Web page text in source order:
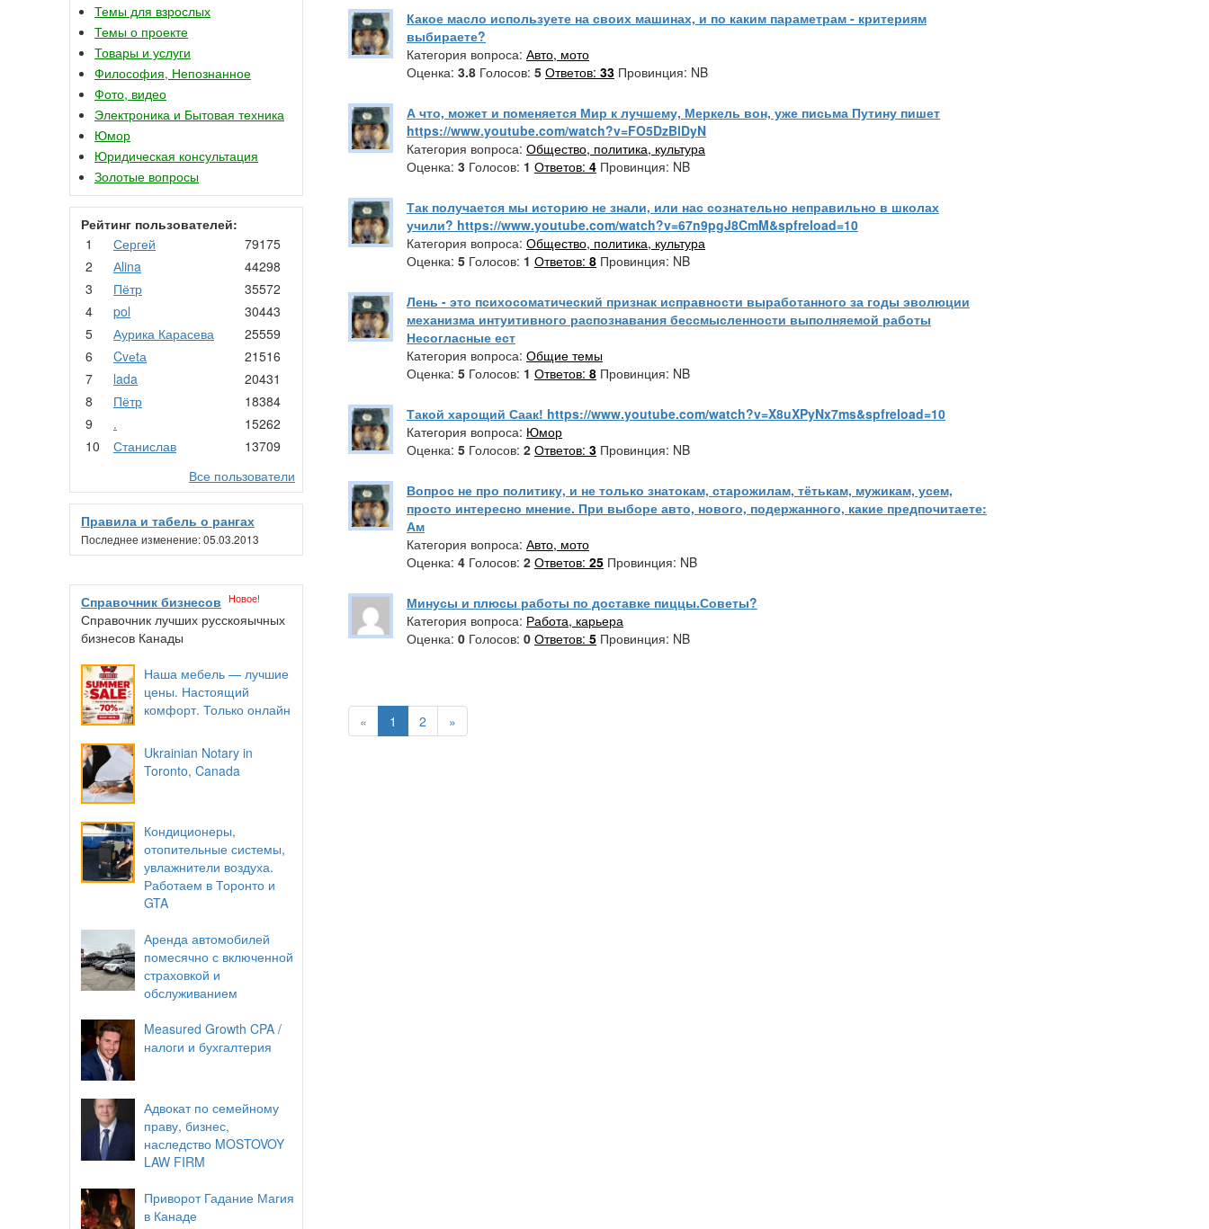
Темы для взрослых
Темы о проекте
Товары и услуги
Философия, Непознанное
Фото, видео
Электроника и Бытовая техника
Юмор
Юридическая консультация
Золотые вопросы
Рейтинг пользователей:
1
Сергей
79175
2
Аlina
44298
3
Пётр
35572
4
pol
30443
5
Аурика Карасева
25559
6
Cvеtа
21516
7
lada
20431
8
Пётр
18384
9
.
15262
10
Станислав
13709
Все пользователи
Правила и табель о рангах
Последнее изменение: 05.03.2013
Справочник бизнесов Новое!
Справочник лучших русскояычных
бизнесов Канады
Наша мебель — лучшие
цены. Настоящий
комфорт. Только онлайн
Ukrainian Notary in
Toronto, Canada
Кондиционеры,
отопительные системы,
увлажнители воздуха.
Работаем в Торонто и
GTA
Аренда автомобилей
помесячно с включенной
страховкой и
обслуживанием
Measured Growth CPA /
налоги и бухгалтерия
Адвокат по семейному
праву, бизнес,
наследство MOSTOVOY
LAW FIRM
Приворот Гадание Магия
в Канаде
Какое масло используете на своих машинах, и по каким параметрам - критериям
выбираете?
Категория вопроса: Авто, мото
Оценка: 3.8 Голосов: 5 Ответов: 33 Провинция: NB
А что, может и поменяется Мир к лучшему, Меркель вон, уже письма Путину пишет
https://www.youtube.com/watch?v=FO5DzBlDyN
Категория вопроса: Общество, политика, культура
Оценка: 3 Голосов: 1 Ответов: 4 Провинция: NB
Так получается мы историю не знали, или нас сознательно неправильно в школах
учили? https://www.youtube.com/watch?v=67n9pgJ8CmM&spfreload=10
Категория вопроса: Общество, политика, культура
Оценка: 5 Голосов: 1 Ответов: 8 Провинция: NB
Лень - это психосоматический признак исправности выработанного за годы эволюции
механизма интуитивного распознавания бессмысленности выполняемой работы
Несогласные ест
Категория вопроса: Общие темы
Оценка: 5 Голосов: 1 Ответов: 8 Провинция: NB
Такой харощий Саак! https://www.youtube.com/watch?v=X8uXPyNx7ms&spfreload=10
Категория вопроса: Юмор
Оценка: 5 Голосов: 2 Ответов: 3 Провинция: NB
Вопрос не про политику, и не только знатокам, старожилам, тётькам, мужикам, усем,
просто интересно мнение. При выборе авто, нового, подержанного, какие предпочитаете:
Ам
Категория вопроса: Авто, мото
Оценка: 4 Голосов: 2 Ответов: 25 Провинция: NB
Минусы и плюсы работы по доставке пиццы.Советы?
Категория вопроса: Работа, карьера
Оценка: 0 Голосов: 0 Ответов: 5 Провинция: NB
« 1 2 »